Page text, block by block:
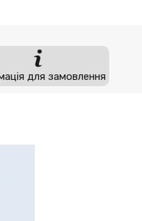
для замовлення